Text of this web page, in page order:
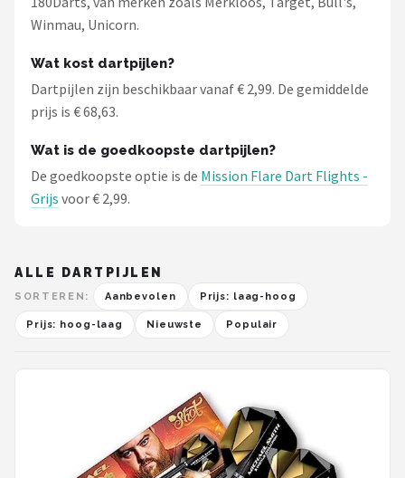
Winmau, Unicorn.
Wat kost dartpijlen?
Dartpijlen zijn beschikbaar vanaf € 2,99. De gemiddelde
prijs is € 68,63.
Wat is de goedkoopste dartpijlen?
De goedkoopste optie is de Mission Flare Dart Flights -
Grijs voor € 2,99.
ALLE DARTPIJLEN
SORTEREN: Aanbevolen Prijs: laag-hoog
Prijs: hoog-laag Nieuwste Populair